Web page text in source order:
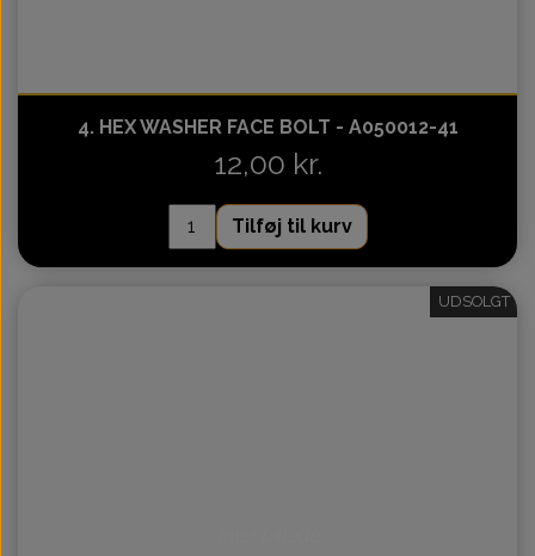
4. HEX WASHER FACE BOLT - A050012-41
12,00 kr.
Tilføj til kurv
UDSOLGT